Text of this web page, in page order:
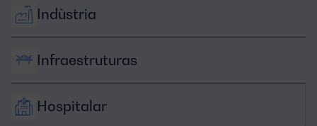
Indùstria
Infraestruturas
Hospitalar